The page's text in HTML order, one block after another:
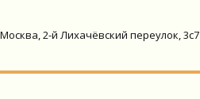
Москва, 2-й Лихачёвский переулок, 3с7